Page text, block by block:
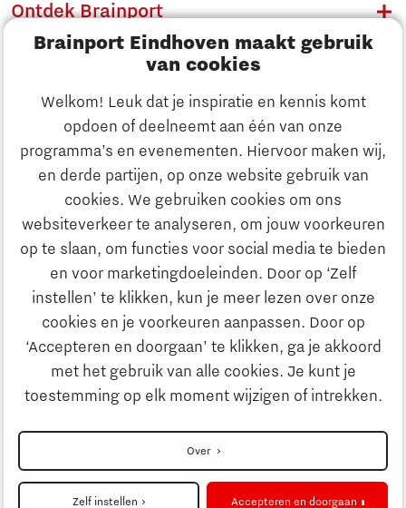
Brainport Eindhoven maakt gebruik
van cookies
Welkom! Leuk dat je inspiratie en kennis komt
opdoen of deelneemt aan één van onze
programma’s en evenementen. Hiervoor maken wij,
en derde partijen, op onze website gebruik van
cookies. We gebruiken cookies om ons
websiteverkeer te analyseren, om jouw voorkeuren
op te slaan, om functies voor social media te bieden
en voor marketingdoeleinden. Door op ‘Zelf
instellen’ te klikken, kun je meer lezen over onze
cookies en je voorkeuren aanpassen. Door op
‘Accepteren en doorgaan’ te klikken, ga je akkoord
met het gebruik van alle cookies. Je kunt je
toestemming op elk moment wijzigen of intrekken.
Over
Zelf instellen Accepteren en doorgaan
Ontdek Brainport
Innovatie
Ondernemen
Onderwijs
Strategie & Organisatie
Ontdek Brainport
Innovatie
Ondernemen
Onderwijs
Maatschappelijk
Strategie & Organisatie
Zoeken
Contact
Naar internationale website
Privacyverklaring
Meer over partnership PSV